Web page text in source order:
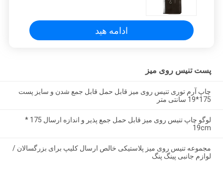
ادامه هید
پست تنیس روی میز
چاپ آرم توری تنیس روی میز قابل حمل قابل جمع شدن و سایز پست
175*19 سانتی متر
لوگو چاپ تنیس روی میز قابل حمل جمع پذیر و اندازه ارسال 175 *
19cm
مجموعه تنیس روی میز پلاستیکی خالص ارسال کلیپ برای بزرگسالان /
لوازم جانبی پینگ پنگ